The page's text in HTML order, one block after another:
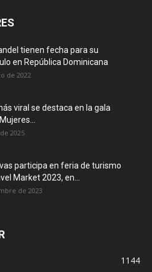
tienen fecha para su
en República Dominicana
de 2022
viral se destaca en la gala
2025
participa en feria de turismo
Market 2023, en...
de 2023
1144